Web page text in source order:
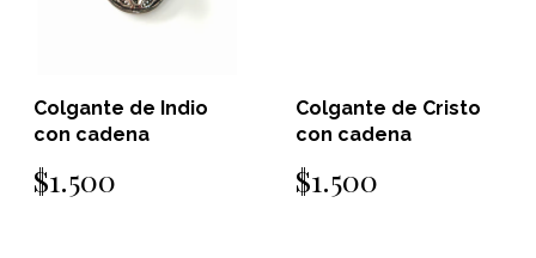
Colgante de Indio
con cadena
$1.500
Colgante de Cristo
con cadena
$1.500